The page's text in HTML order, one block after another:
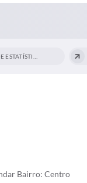
Bairro: Centro